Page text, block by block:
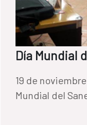
Día Mundial
19 de
Mundial del